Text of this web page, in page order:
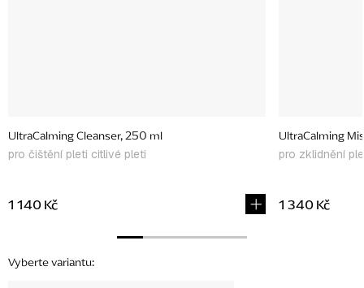
UltraCalming Cleanser, 250 ml
pro čištění pleti citlivé pleti
1 140 Kč
UltraCalming
pro zklidnění
1 340 Kč